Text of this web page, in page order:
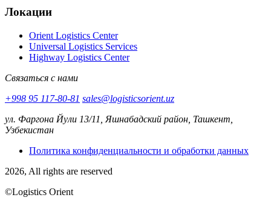
Локации
Orient Logistics Center
Universal Logistics Services
Highway Logistics Center
Связаться с нами
+998 95 117-80-81 sales@logisticsorient.uz
ул. Фаргона Йули 13/11, Яшнабадский район, Ташкент,
Узбекистан
Политика конфиденциальности и обработки данных
2026, All rights are reserved
©Logistics Orient